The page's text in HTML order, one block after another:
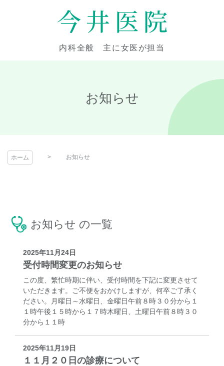
今井医院
内科全般 主に女医が担当
お知らせ
ホーム お知らせ
お知らせ の一覧
2025年11月24日
受付時間変更のお知らせ
この度、繁忙時期に伴い、受付時間を下記に変更させて
いただきます。ご不便をおかけしますが、何卒ご了承く
ださい。月曜日～水曜日、金曜日午前８時３０分から１
１時午後１５時から１７時木曜日、土曜日午前８時３０
分から１１時
2025年11月19日
１１月２０日の診療について